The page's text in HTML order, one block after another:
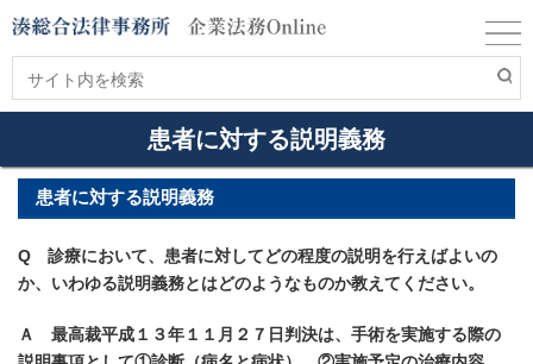
患者に対する説明義務
患者に対する説明義務
Q 診療において、患者に対してどの程度の説明を行えばよいの
か、いわゆる説明義務とはどのようなものか教えてください。
Ａ 最高裁平成１３年１１月２７日判決は、手術を実施する際の